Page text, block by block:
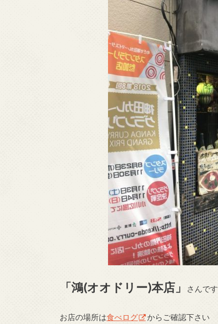
「鴻(オオドリー)本店」 さんです
お店の場所は食べログ からご確認下さい